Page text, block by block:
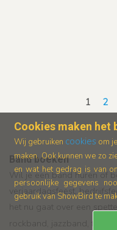
1 2
Band boeken
Wil je een band huren of
verjaardagsfeest,
het nu gaat over een
rockband, jazzband,
Cookies maken het
Wij gebruiken cookies om
maken. Ook kunnen we zo
en wat het gedrag is van
persoonlijke gegevens
gebruik van ShowBird te